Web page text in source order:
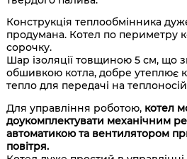
Конструкція теплообмінника
продумана. Котел по периметру
сорочку.
Шар ізоляції товщиною 5 см, що
обшивкою котла, добре утеплює
тепло для передачі на
Для управління роботою, котел
доукомплектувати механічним
автоматикою та вентилятором
повітря.